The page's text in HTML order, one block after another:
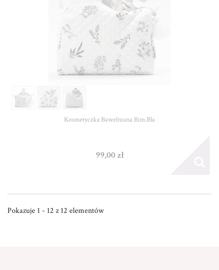
Kosmetyczka Bawełniana Bim.Bla
99,00 zł
Pokazuje 1 - 12 z 12 elementów